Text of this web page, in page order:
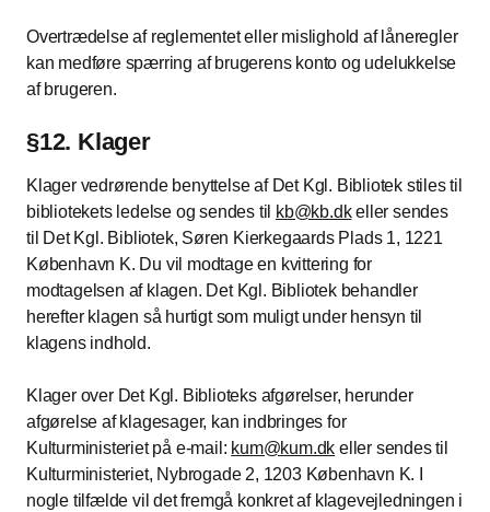
Overtrædelse af reglementet eller mislighold af låneregler
kan medføre spærring af brugerens konto og udelukkelse
af brugeren.
§12. Klager
Klager vedrørende benyttelse af Det Kgl. Bibliotek stiles til
bibliotekets ledelse og sendes til kb@kb.dkeller sendes
til Det Kgl. Bibliotek, Søren Kierkegaards Plads 1, 1221
København K. Du vil modtage en kvittering for
modtagelsen af klagen. Det Kgl. Bibliotek behandler
herefter klagen så hurtigt som muligt under hensyn til
klagens indhold.
Klager over Det Kgl. Biblioteks afgørelser, herunder
afgørelse af klagesager, kan indbringes for
Kulturministeriet på e-mail: kum@kum.dk eller sendes til
Kulturministeriet, Nybrogade 2, 1203 København K. I
nogle tilfælde vil det fremgå konkret af klagevejledningen i